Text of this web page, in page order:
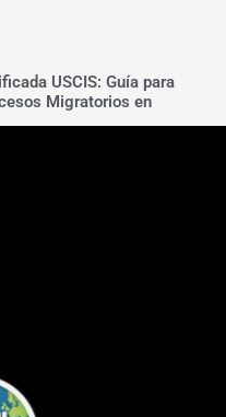
USCIS: Guía para
Migratorios en